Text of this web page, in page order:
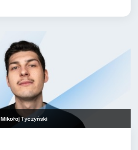
Mikołaj Tyczyński